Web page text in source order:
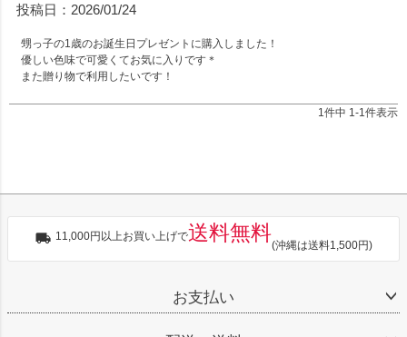
投稿日 2026/01/24
甥っ子の1歳のお誕生日プレゼントに購入しました！
優しい色味で可愛くてお気に入りです＊
また贈り物で利用したいです！
1 件中 1 -1 件表示
11,000円以上お買い上げで送料無料
(沖縄は送料1,500円)
お支払い